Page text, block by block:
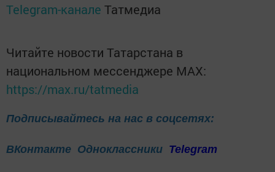
Telegram-канале Татмедиа
Читайте новости Татарстана в
национальном мессенджере MАХ:
https://max.ru/tatmedia
Подписывайтесь на нас в соцсетях:
ВКонтакте Одноклассники Telegram